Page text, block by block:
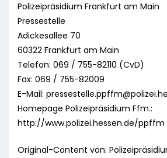
Polizeipräsidium Frankfurt am Main
Pressestelle
Adickesallee 70
60322 Frankfurt am Main
Telefon: 069 / 755-82110 (CvD)
Fax: 069 / 755-82009
E-Mail:
Homepage Polizeipräsidium Ffm.:
http://www.polizei.hessen.de/ppffm
Original-Content von: